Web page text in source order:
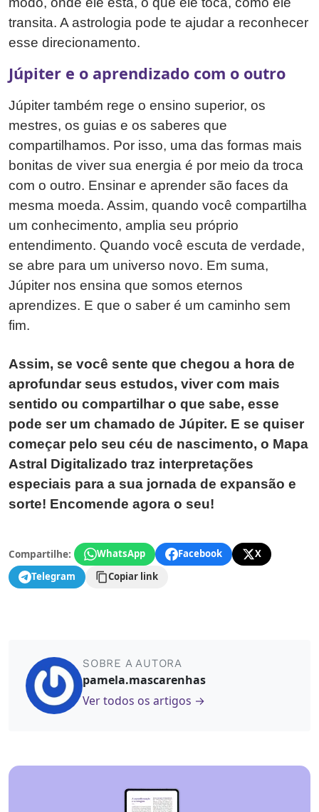
transita. A astrologia pode te ajudar a reconhecer
esse direcionamento.
Júpiter e o aprendizado com o outro
Júpiter também rege o ensino superior, os
mestres, os guias e os saberes que
compartilhamos. Por isso, uma das formas mais
bonitas de viver sua energia é por meio da troca
com o outro. Ensinar e aprender são faces da
mesma moeda. Assim, quando você compartilha
um conhecimento, amplia seu próprio
entendimento. Quando você escuta de verdade,
se abre para um universo novo. Em suma,
Júpiter nos ensina que somos eternos
aprendizes. E que o saber é um caminho sem
fim.
Assim, se você sente que chegou a hora de
aprofundar seus estudos, viver com mais
sentido ou compartilhar o que sabe, esse
pode ser um chamado de Júpiter. E se quiser
começar pelo seu céu de nascimento, o Mapa
Astral Digitalizado traz interpretações
especiais para a sua jornada de expansão e
sorte! Encomende agora o seu!
Compartilhe: WhatsApp Facebook
X
Telegram
Copiar link
SOBRE A AUTORA
pamela.mascarenhas
Ver todos os artigos →